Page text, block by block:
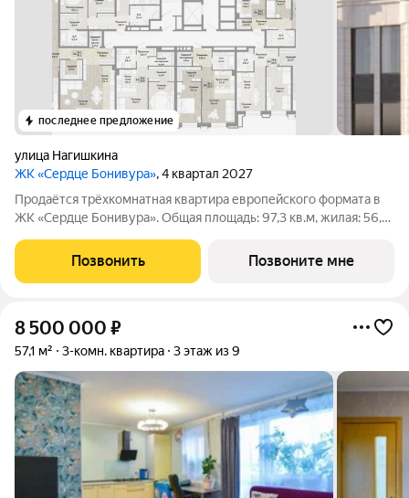
последнее предложение
улица Нагишкина
ЖК «Сердце Бонивура», 4 квартал 2027
Продаётся трёхкомнатная квартира европейского формата в
ЖК «Сердце Бонивура». Общая площадь: 97,3 кв.м, жилая: 56,5
кв.м, кухню-нишу 7,3 кв.м, гостиную 22,2 кв.м, спальню 15,9
кв.м,
Позвонить Позвоните мне
8 500 000 ₽
57,1 м² 3-комн. квартира 3 этаж из 9